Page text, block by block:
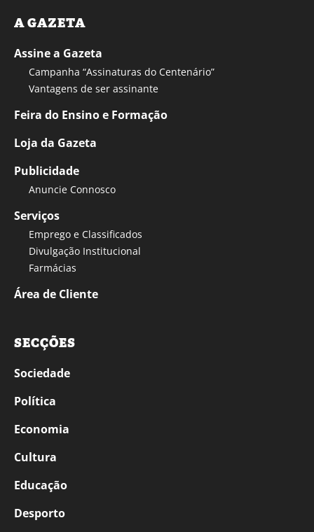
A GAZETA
Assine a Gazeta
Campanha “Assinaturas do Centenário”
Vantagens de ser assinante
Feira do Ensino e Formação
Loja da Gazeta
Publicidade
Anuncie Connosco
Serviços
Emprego e Classificados
Divulgação Institucional
Farmácias
Área de Cliente
SECÇÕES
Sociedade
Política
Economia
Cultura
Educação
Desporto